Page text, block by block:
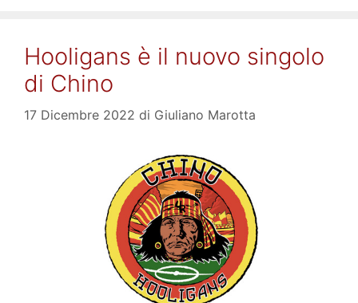
Hooligans è il nuovo singolo
di Chino
17 Dicembre 2022 di Giuliano Marotta